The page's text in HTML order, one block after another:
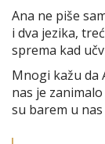
Ana ne piše
i dva jezika,
sprema kad
Mnogi kažu da
nas je
su barem u